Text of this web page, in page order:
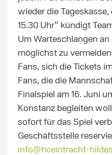
wieder die
15.30 Uhr“ kündigt
Um Warteschlangen
möglichst zu
Fans, sich die Tickets
Fans, die die
Finalspiel am 16. Juni
Konstanz begleiten
sofort für das Spiel
Geschäftsstelle
info@hceintracht-